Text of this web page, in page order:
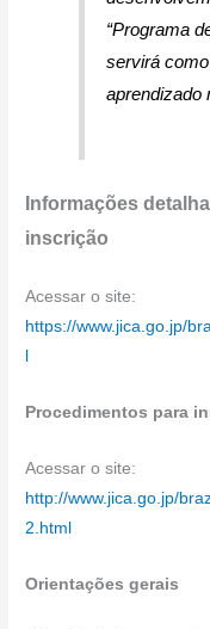
“Programa
servirá
aprendizado
Informações
inscrição
Acessar o site:
https://www.jica.go.jp/
Procedimentos para
Acessar o site:
http://www.jica.go.jp/
2.html
Orientações gerais